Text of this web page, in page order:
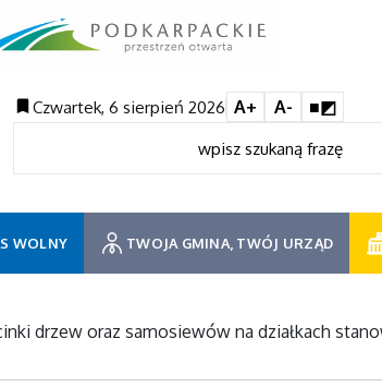
Czwartek, 6 sierpień 2026 A+ A- ■◩
WOLNY TWOJA GMINA, TWÓJ URZĄD
drzew oraz samosiewów na działkach